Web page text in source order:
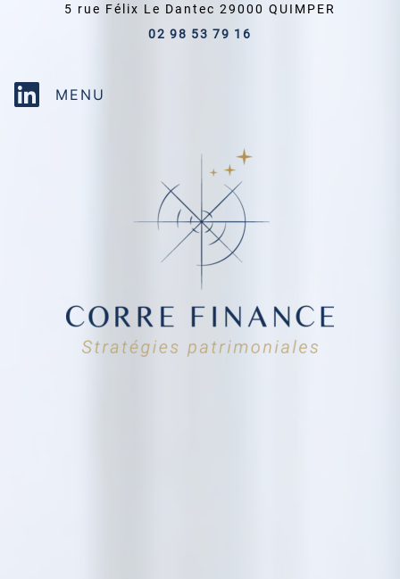
5 rue Félix Le Dantec 29000 QUIMPER
02 98 53 79 16